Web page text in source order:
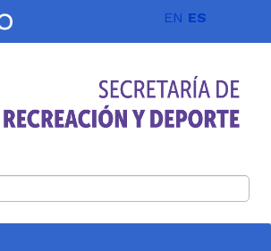
EN ES